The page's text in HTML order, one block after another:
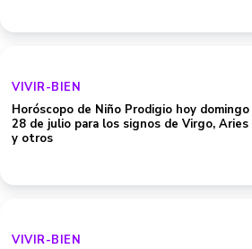
VIVIR-BIEN
Horóscopo de Niño Prodigio hoy domingo
28 de julio para los signos de Virgo, Aries
y otros
VIVIR-BIEN